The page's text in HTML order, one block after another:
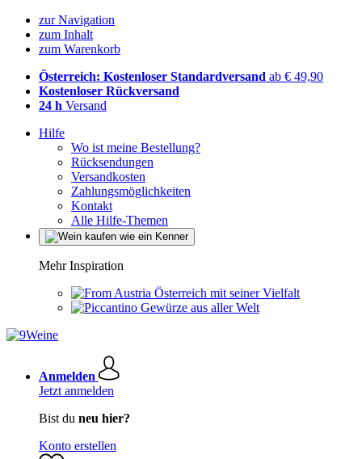
zur Navigation
zum Inhalt
zum Warenkorb
Österreich: Kostenloser Standardversand ab € 49,90
Kostenloser Rückversand
24 h Versand
Hilfe
Wo ist meine Bestellung?
Rücksendungen
Versandkosten
Zahlungsmöglichkeiten
Kontakt
Alle Hilfe-Themen
Mehr Inspiration
Österreich mit seiner Vielfalt
Gewürze aus aller Welt
Anmelden
Jetzt anmelden
Bist du neu hier?
Konto erstellen